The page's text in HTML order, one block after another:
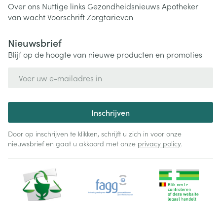
Over ons Nuttige links Gezondheidsnieuws Apotheker
van wachtVoorschriftZorgtarieven
Nieuwsbrief
Blijf op de hoogte van nieuwe producten en promoties
Inschrijven
Door op inschrijven te klikken, schrijft u zich in voor onze
nieuwsbrief en gaat u akkoord met onze privacy policy.